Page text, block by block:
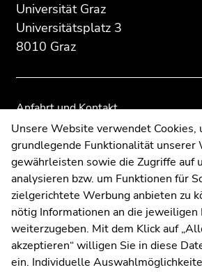
Seitenbereichs:
Zusatzinformationen:
Universität Graz
Universitätsplatz 3
8010 Graz
Anfahrt und Kontakt
Kommunikation und
Moodle
UNIGRAZonline
Impressum
Datenschutzerklärung
Cookie-Einstellungen
Barrierefreiheitserklärung
Seitenbereichs.
Übersicht
Seitenbereiche
Seitenbereichs.
Übersicht
Seitenbereiche
Unsere Website verwendet Cookies,
grundlegende Funktionalität unserer
gewährleisten sowie die Zugriffe auf
analysieren bzw. um Funktionen für
zielgerichtete Werbung anbieten zu
nötig Informationen an die
weiterzugeben. Mit dem Klick auf
akzeptieren“ willigen Sie in diese
ein. Individuelle